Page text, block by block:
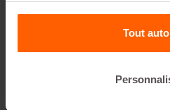
Tout
monophasé 230/115 V
entraîne un arbre flexible à
garantit un compactage parfait